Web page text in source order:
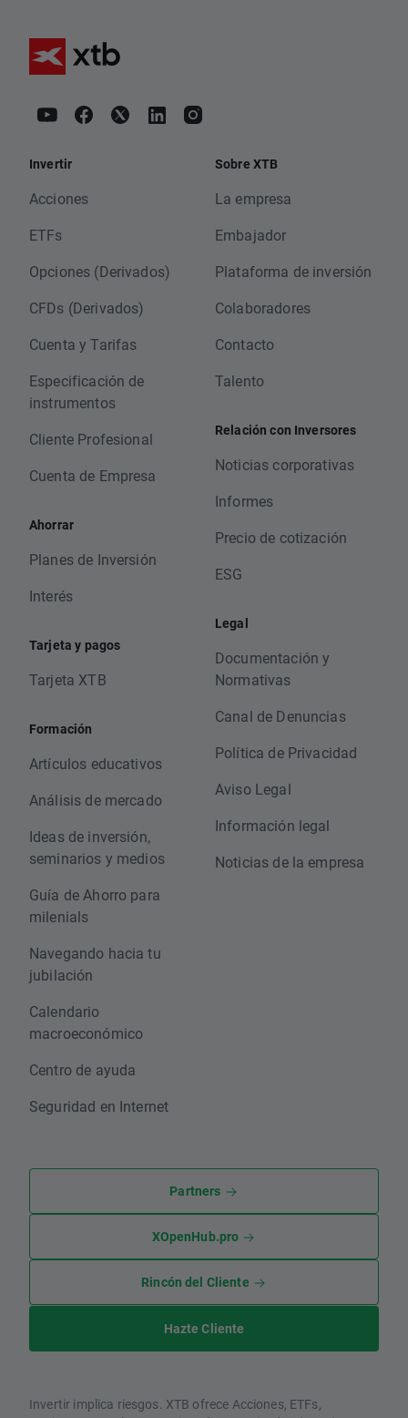
Invertir
Acciones
ETFs
Opciones (Derivados)
CFDs (Derivados)
Cuenta y Tarifas
Especificación de
instrumentos
Cliente Profesional
Cuenta de Empresa
Ahorrar
Planes de Inversión
Interés
Tarjeta y pagos
Tarjeta XTB
Formación
Artículos educativos
Análisis de mercado
Ideas de inversión,
seminarios y medios
Guía de Ahorro para
milenials
Navegando hacia tu
jubilación
Calendario
macroeconómico
Centro de ayuda
Seguridad en Internet
Sobre XTB
La empresa
Embajador
Plataforma de inversión
Colaboradores
Contacto
Talento
Relación con Inversores
Noticias corporativas
Informes
Precio de cotización
ESG
Legal
Documentación y
Normativas
Canal de Denuncias
Política de Privacidad
Aviso Legal
Información legal
Noticias de la empresa
Partners
XOpenHub.pro
Rincón del Cliente
Hazte Cliente
Invertir implica riesgos. XTB ofrece Acciones, ETFs,